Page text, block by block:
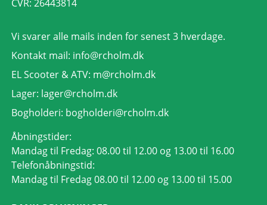
CVR: 26443814
Vi svarer alle mails inden for senest 3 hverdage.
Kontakt mail: info@rcholm.dk
EL Scooter & ATV: m@rcholm.dk
Lager: lager@rcholm.dk
Bogholderi: bogholderi@rcholm.dk
Åbningstider:
Mandag til Fredag: 08.00 til 12.00 og 13.00 til 16.00
Telefonåbningstid:
Mandag til Fredag 08.00 til 12.00 og 13.00 til 15.00